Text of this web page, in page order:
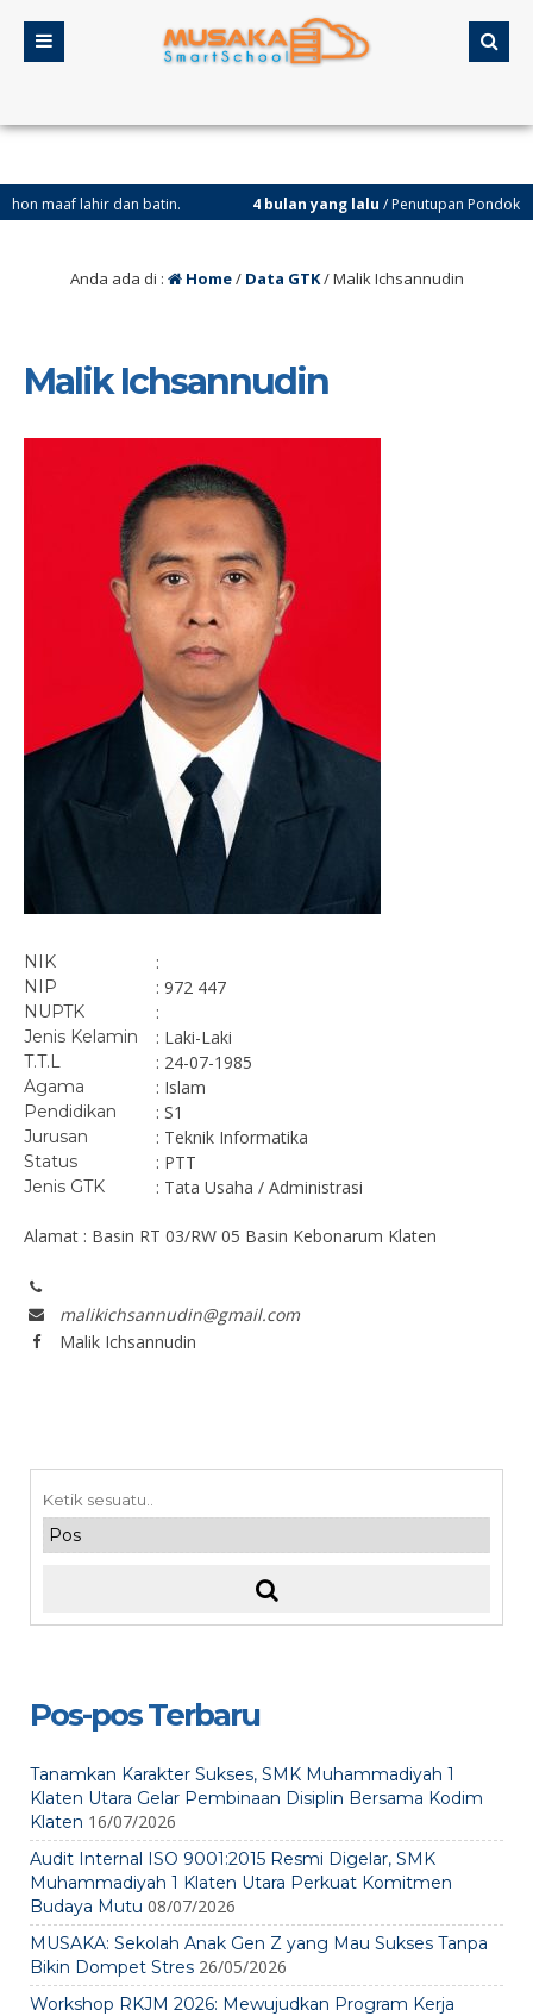
lahir dan batin. 4 bulan yang lalu/ Penutupan Pondok
Anda ada di : Home/ Data GTK/Malik Ichsannudin
Malik Ichsannudin
NIK :
NIP : 972 447
NUPTK :
Jenis Kelamin : Laki-Laki
T.T.L : 24-07-1985
Agama : Islam
Pendidikan : S1
Jurusan : Teknik Informatika
Status : PTT
Jenis GTK : Tata Usaha / Administrasi
Alamat : Basin RT 03/RW 05 Basin Kebonarum Klaten
malikichsannudin@gmail.com
Malik Ichsannudin
Pos-pos Terbaru
Tanamkan Karakter Sukses, SMK Muhammadiyah 1
Klaten Utara Gelar Pembinaan Disiplin Bersama Kodim
Klaten 16/07/2026
Audit Internal ISO 9001:2015 Resmi Digelar, SMK
Muhammadiyah 1 Klaten Utara Perkuat Komitmen
Budaya Mutu 08/07/2026
MUSAKA: Sekolah Anak Gen Z yang Mau Sukses Tanpa
Bikin Dompet Stres 26/05/2026
Workshop RKJM 2026: Mewujudkan Program Kerja